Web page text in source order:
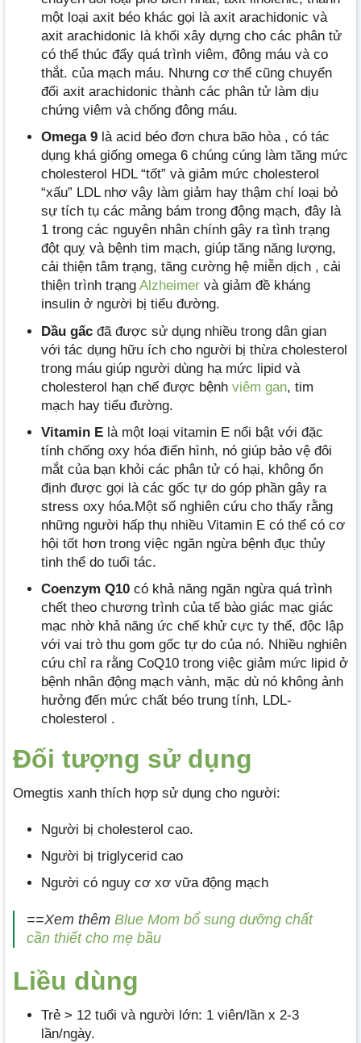
một loại axit béo khác gọi là axit arachidonic và
axit arachidonic là khối xây dựng cho các phân tử
có thể thúc đẩy quá trình viêm, đông máu và co
thắt. của mạch máu. Nhưng cơ thể cũng chuyển
đổi axit arachidonic thành các phân tử làm dịu
chứng viêm và chống đông máu.
Omega 9 là acid béo đơn chưa bão hòa , có tác
dụng khá giống omega 6 chúng cúng làm tăng mức
cholesterol HDL “tốt” và giảm mức cholesterol
“xấu” LDL nhơ vậy làm giảm hay thậm chí loại bỏ
sự tích tụ các mảng bám trong động mạch, đây là
1 trong các nguyên nhân chính gây ra tình trạng
đột quỵ và bệnh tim mạch, giúp tăng năng lượng,
cải thiện tâm trạng, tăng cường hệ miễn dịch , cải
thiện trình trạng Alzheimer và giảm đề kháng
insulin ở người bị tiểu đường.
Dầu gấc đã được sử dụng nhiều trong dân gian
với tác dụng hữu ích cho người bị thừa cholesterol
trong máu giúp người dùng hạ mức lipid và
cholesterol hạn chế được bệnh viêm gan, tim
mạch hay tiểu đường.
Vitamin E là một loại vitamin E nổi bật với đặc
tính chống oxy hóa điển hình, nó giúp bảo vệ đôi
mắt của bạn khỏi các phân tử có hại, không ổn
định được gọi là các gốc tự do góp phần gây ra
stress oxy hóa.Một số nghiên cứu cho thấy rằng
những người hấp thụ nhiều Vitamin E có thể có cơ
hội tốt hơn trong việc ngăn ngừa bệnh đục thủy
tinh thể do tuổi tác.
Coenzym Q10 có khả năng ngăn ngừa quá trình
chết theo chương trình của tế bào giác mạc giác
mạc nhờ khả năng ức chế khử cực ty thể, độc lập
với vai trò thu gom gốc tự do của nó. Nhiều nghiên
cứu chỉ ra rằng CoQ10 trong việc giảm mức lipid ở
bệnh nhân động mạch vành, mặc dù nó không ảnh
hưởng đến mức chất béo trung tính, LDL-
cholesterol .
Đối tượng sử dụng
Omegtis xanh thích hợp sử dụng cho người:
Người bị cholesterol cao.
Người bị triglycerid cao
Người có nguy cơ xơ vữa động mạch
==Xem thêm Blue Mom bổ sung dưỡng chất
cần thiết cho mẹ bầu
Liều dùng
Trẻ > 12 tuổi và người lớn: 1 viên/lần x 2-3
lần/ngày.